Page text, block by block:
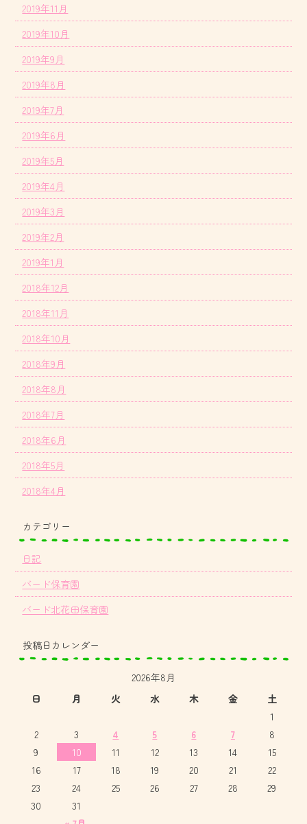
2019年11月
2019年10月
2019年9月
2019年8月
2019年7月
2019年6月
2019年5月
2019年4月
2019年3月
2019年2月
2019年1月
2018年12月
2018年11月
2018年10月
2018年9月
2018年8月
2018年7月
2018年6月
2018年5月
2018年4月
カテゴリー
日記
バード保育園
バード北花田保育園
投稿日カレンダー
2026年8月
日
月 火 水 木 金 土
1
2
3 4 5 6 7
8
9
10 11 12 13 14
15
16
17 18 19 20 21
22
23
24 25 26 27 28
29
30
31